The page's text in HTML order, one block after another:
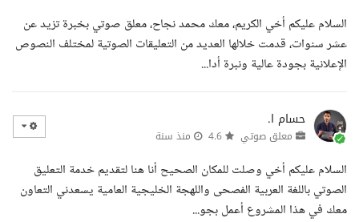
السلام عليكم أخي الكريم، معك محمد نجاح، معلق صوتي بخبرة تزيد عن
عشر سنوات، قدمت خلالها العديد من التعليقات الصوتية لمختلف النصوص
الإعلانية بجودة عالية ونبرة أدا...
حسام ا.
معلق صوتي منذ سنة
السلام عليكم أخي وصلت للمكان الصحيح أنا هنا لتقديم خدمة التعليق
الصوتي باللغة العربية الفصحى واللهجة الخليجية العامية يسعدني التعاون
معك في هذا المشروع أعمل بجو...